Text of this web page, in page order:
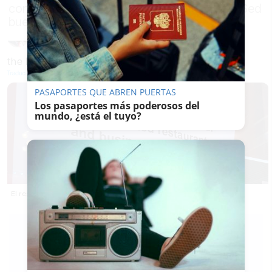
con los comercios rusos en otros países: "Sed
buenas personas"
El restaurante indio que pide solidaridad con los comercios rusos.
L.
VELÁZQUEZ
21/03/2022
PASAPORTES QUE ABREN PUERTAS
Los pasaportes más poderosos del
mundo, ¿está el tuyo?